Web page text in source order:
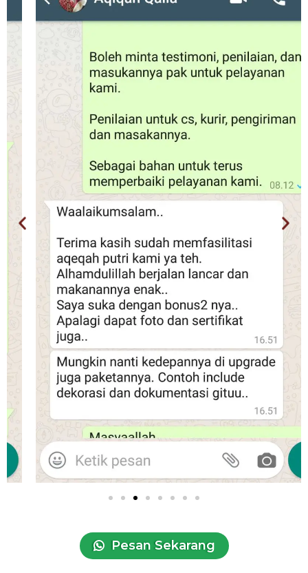
Pesan Sekarang